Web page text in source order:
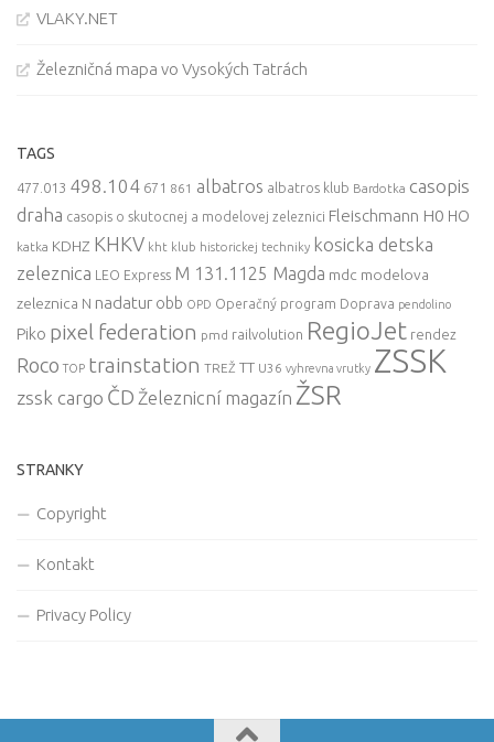
VLAKY.NET
Železničná mapa vo Vysokých Tatrách
TAGS
477.013 498.104 671 861 albatros albatros klub Bardotka casopis
draha casopis o skutocnej a modelovej zeleznici Fleischmann H0 HO
katka KDHZ KHKV kht klub historickej techniky kosicka detska
zeleznica
LEO Express M 131.1125 Magda mdc modelova
zeleznica N nadatur obb OPD Operačný program Doprava pendolino
Piko pixel federation pmd railvolution RegioJet rendez
Roco TOP trainstation TREŽ TT U36 vyhrevna vrutky ZSSK
zssk cargo ČD Železnicní magazín ŽSR
STRANKY
Copyright
Kontakt
Privacy Policy